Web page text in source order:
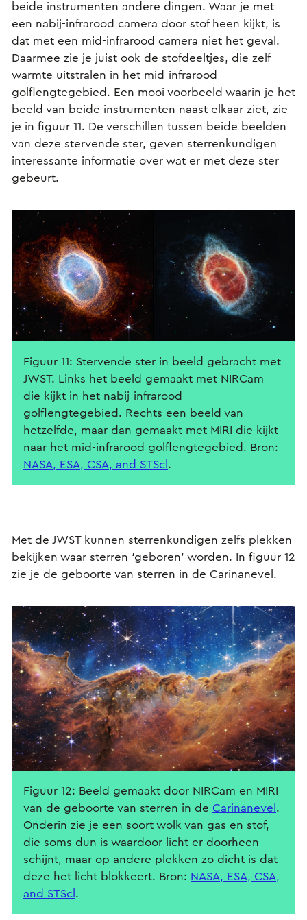
beide instrumenten andere dingen. Waar je met
een nabij-infrarood camera door stof heen kijkt, is
dat met een mid-infrarood camera niet het geval.
Daarmee zie je juist ook de stofdeeltjes, die zelf
warmte uitstralen in het mid-infrarood
golflengtegebied. Een mooi voorbeeld waarin je het
beeld van beide instrumenten naast elkaar ziet, zie
je in figuur 11. De verschillen tussen beide beelden
van deze stervende ster, geven sterrenkundigen
interessante informatie over wat er met deze ster
gebeurt.
Figuur 11: Stervende ster in beeld gebracht met
JWST. Links het beeld gemaakt met NIRCam
die kijkt in het nabij-infrarood
golflengtegebied. Rechts een beeld van
hetzelfde, maar dan gemaakt met MIRI die kijkt
naar het mid-infrarood golflengtegebied. Bron:
NASA, ESA, CSA, and STScl .
Met de JWST kunnen sterrenkundigen zelfs plekken
bekijken waar sterren ‘geboren’ worden. In figuur 12
zie je de geboorte van sterren in de Carinanevel.
Figuur 12: Beeld gemaakt door NIRCam en MIRI
van de geboorte van sterren in de Carinanevel .
Onderin zie je een soort wolk van gas en stof,
die soms dun is waardoor licht er doorheen
schijnt, maar op andere plekken zo dicht is dat
deze het licht blokkeert. Bron: NASA, ESA, CSA,
and STScl .